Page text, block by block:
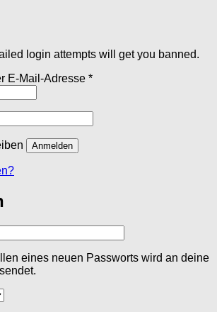
login attempts will get you banned.
E-Mail-Adresse *Erforderlich
Anmelden
eines neuen Passworts wird an deine